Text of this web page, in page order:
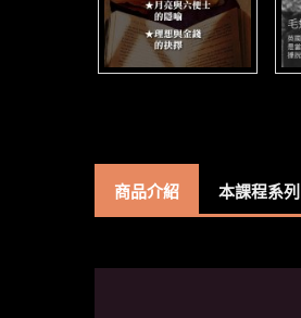
商品介紹 本課程系列